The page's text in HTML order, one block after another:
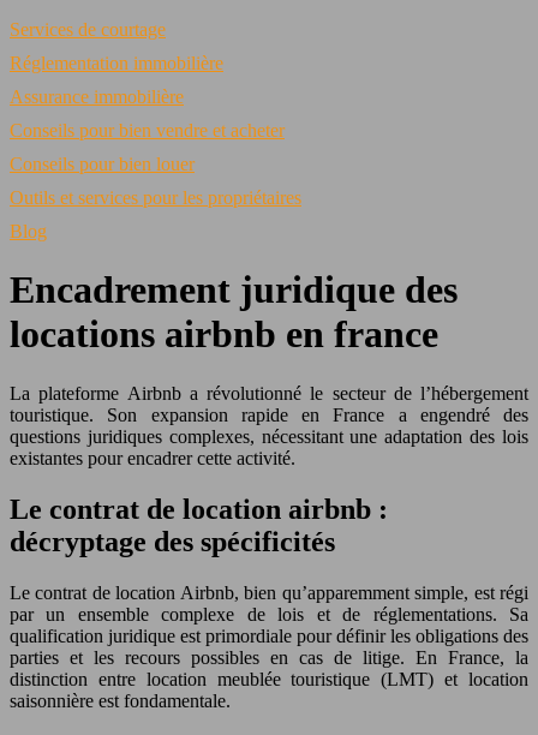
Services de courtage
Réglementation immobilière
Assurance immobilière
Conseils pour bien vendre et acheter
Conseils pour bien louer
Outils et services pour les propriétaires
Blog
Encadrement juridique des
locations airbnb en france
La plateforme Airbnb a révolutionné le secteur de l’hébergement
touristique. Son expansion rapide en France a engendré des
questions juridiques complexes, nécessitant une adaptation des lois
existantes pour encadrer cette activité.
Le contrat de location airbnb :
décryptage des spécificités
Le contrat de location Airbnb, bien qu’apparemment simple, est régi
par un ensemble complexe de lois et de réglementations. Sa
qualification juridique est primordiale pour définir les obligations des
parties et les recours possibles en cas de litige. En France, la
distinction entre location meublée touristique (LMT) et location
saisonnière est fondamentale.